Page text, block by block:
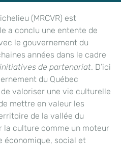
(MRCVR) est
a conclu une entente de
le gouvernement du
années dans le cadre
de partenariat. D’ici
du Québec
valoriser une vie culturelle
mettre en valeur les
de la vallée du
la culture comme un moteur
économique, social et